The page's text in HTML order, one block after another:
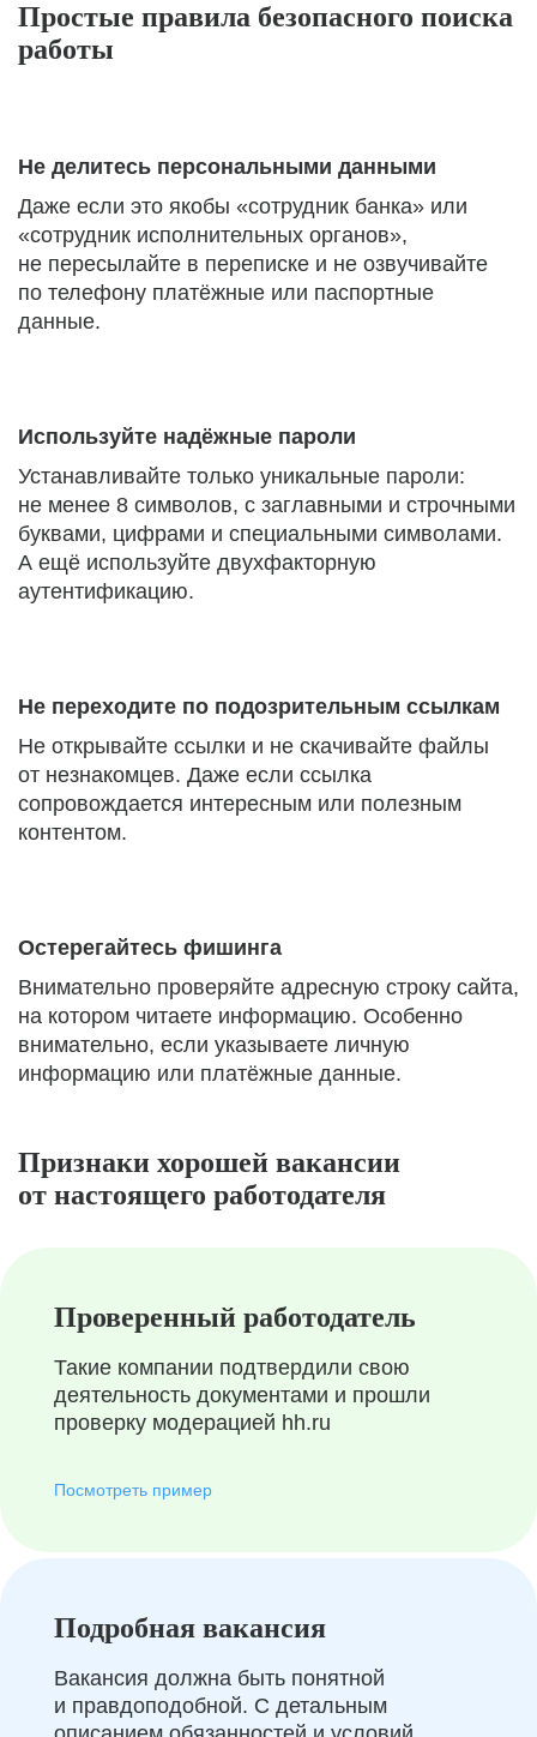
Простые правила безопасного поиска
работы
Не делитесь персональными данными
Даже если это якобы «сотрудник банка» или
«сотрудник исполнительных органов»,
не пересылайте в переписке и не озвучивайте
по телефону платёжные или паспортные
данные.
Используйте надёжные пароли
Устанавливайте только уникальные пароли:
не менее 8 символов, с заглавными и строчными
буквами, цифрами и специальными символами.
А ещё используйте двухфакторную
аутентификацию.
Не переходите по подозрительным ссылкам
Не открывайте ссылки и не скачивайте файлы
от незнакомцев. Даже если ссылка
сопровождается интересным или полезным
контентом.
Остерегайтесь фишинга
Внимательно проверяйте адресную строку сайта,
на котором читаете информацию. Особенно
внимательно, если указываете личную
информацию или платёжные данные.
Признаки хорошей вакансии
от настоящего работодателя
Проверенный работодатель
Такие компании подтвердили свою
деятельность документами и прошли
проверку модерацией hh.ru
Посмотреть пример
Подробная вакансия
Вакансия должна быть понятной
и правдоподобной. С детальным